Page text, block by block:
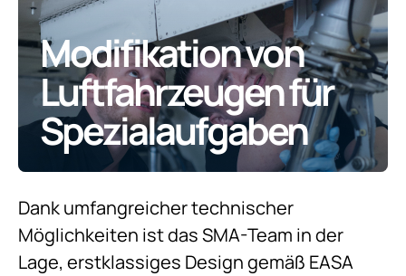
Modifikation von
Luftfahrzeugen für
Spezialaufgaben
Dank umfangreicher technischer
Möglichkeiten ist das SMA-Team in der
Lage, erstklassiges Design gemäß EASA